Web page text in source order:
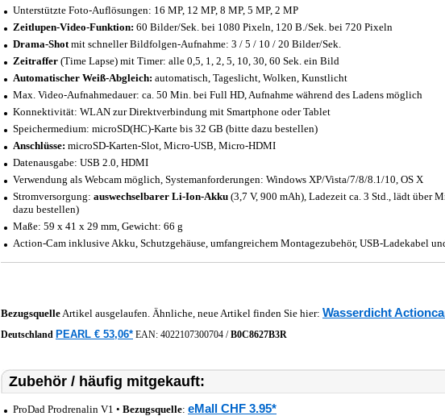
Unterstützte Foto-Auflösungen: 16 MP, 12 MP, 8 MP, 5 MP, 2 MP
Zeitlupen-Video-Funktion: 60 Bilder/Sek. bei 1080 Pixeln, 120 B./Sek. bei 720 Pixeln
Drama-Shotmit schneller Bildfolgen-Aufnahme: 3 / 5 / 10 / 20 Bilder/Sek.
Zeitraffer (Time Lapse) mit Timer: alle 0,5, 1, 2, 5, 10, 30, 60 Sek. ein Bild
Automatischer Weiß-Abgleich: automatisch, Tageslicht, Wolken, Kunstlicht
Max. Video-Aufnahmedauer: ca. 50 Min. bei Full HD, Aufnahme während des Ladens möglich
Konnektivität: WLAN zur Direktverbindung mit Smartphone oder Tablet
Speichermedium: microSD(HC)-Karte bis 32 GB (bitte dazu bestellen)
Anschlüsse: microSD-Karten-Slot, Micro-USB, Micro-HDMI
Datenausgabe: USB 2.0, HDMI
Verwendung als Webcam möglich, Systemanforderungen: Windows XP/Vista/7/8/8.1/10, OS X
Stromversorgung: auswechselbarer Li-Ion-Akku (3,7 V, 900 mAh), Ladezeit ca. 3 Std., lädt über
dazu bestellen)
Maße: 59 x 41 x 29 mm, Gewicht: 66 g
Action-Cam inklusive Akku, Schutzgehäuse, umfangreichem Montagezubehör, USB-Ladekabel
BezugsquelleArtikel ausgelaufen. Ähnliche, neue Artikel finden Sie hier: Wasserdicht
Deutschland PEARL € 53,06* EAN: 4022107300704 /B0C8627B3R
Zubehör / häufig mitgekauft:
ProDad Prodrenalin V1 • Bezugsquelle: eMall CHF 3.95*